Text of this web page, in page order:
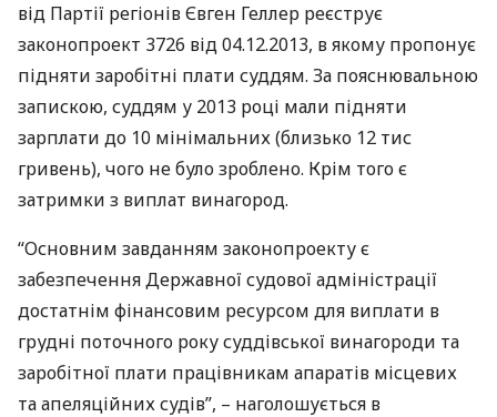
від Партії регіонів Євген Геллер реєструє
законопроект 3726 від 04.12.2013, в якому пропонує
підняти заробітні плати суддям. За пояснювальною
запискою, суддям у 2013 році мали підняти
зарплати до 10 мінімальних (близько 12 тис
гривень), чого не було зроблено. Крім того є
затримки з виплат винагород.
“Основним завданням законопроекту є
забезпечення Державної судової адміністрації
достатнім фінансовим ресурсом для виплати в
грудні поточного року суддівської винагороди та
заробітної плати працівникам апаратів місцевих
та апеляційних судів”, – наголошується в